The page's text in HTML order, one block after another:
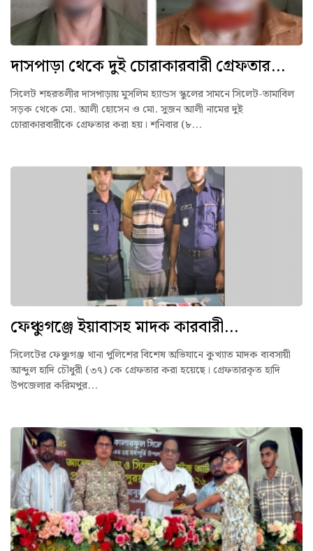
দাসপাড়া থেকে দুই চোরাকারবারী গ্রেফতার...
সিলেট শহরতলীর দাসপাড়ায় মুসলিম হ্যান্ডস স্কুলের সামনে সিলেট-তামাবিল
সড়ক থেকে মো. আলী হোসেন ও মো. সুজন আলী নামের দুই
চোরাকারবারীকে গ্রেফতার করা হয়। শনিবার (৮...
ফেঞ্চুগঞ্জে ইয়াবাসহ মাদক কারবারী...
সিলেটের ফেঞ্চুগঞ্জ থানা পুলিশের বিশেষ অভিযানে কুখ্যাত মাদক ব্যবসায়ী
আব্দুল হাদি চৌধুরী (৩৭) কে গ্রেফতার করা হয়েছে। গ্রেফতারকৃত হাদি
উপজেলার করিমপুর...